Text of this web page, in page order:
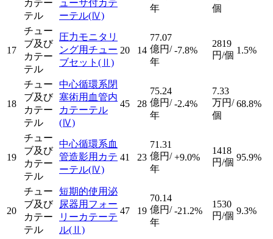
カテー
テル
ューサ付カテ
ーテル(Ⅳ)
年
個
17
チュー
ブ及び
カテー
テル
圧力モニタリ
ング用チュー
ブセット (Ⅱ)
20 14
77.07
億円/
年
-7.8%
2819
円/個 1.5%
18
チュー
ブ及び
カテー
テル
中心循環系閉
塞術用血管内
カテーテル
(Ⅳ)
45 28
75.24
億円/
年
-2.4%
7.33
万円/
個
68.8%
19
チュー
ブ及び
カテー
テル
中心循環系血
管造影用カテ
ーテル(Ⅳ)
41 23
71.31
億円/
年
+9.0%
1418
円/個 95.9%
20
チュー
ブ及び
カテー
テル
短期的使用泌
尿器用フォー
リーカテーテ
ル(Ⅱ)
47 19
70.14
億円/
年
-21.2%
1530
円/個 9.3%